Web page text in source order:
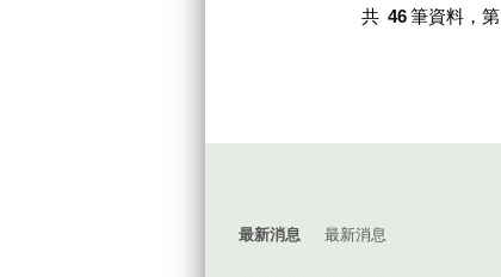
共 46筆資料，第
最新消息 最新消息